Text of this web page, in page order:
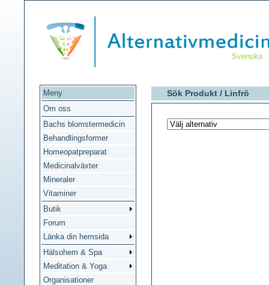
Svenska
Meny
Om oss
Bachs blomstermedicin
Behandlingsformer
Homeopatpreparat
Medicinalväxter
Mineraler
Vitaminer
Butik
Forum
Länka din hemsida
Hälsohem & Spa
Meditation & Yoga
Organisationer
Sök Produkt / Linfrö